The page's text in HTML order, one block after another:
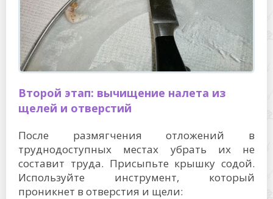
Второй этап: вычищение налета из
щелей и отверстий
После размягчения отложений в
труднодоступных местах убрать их не
составит труда. Присыпьте крышку содой.
Используйте инструмент, который
проникнет в отверстия и щели: